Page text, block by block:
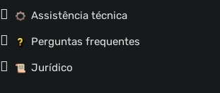
Assistência técnica
Perguntas frequentes
Jurídico